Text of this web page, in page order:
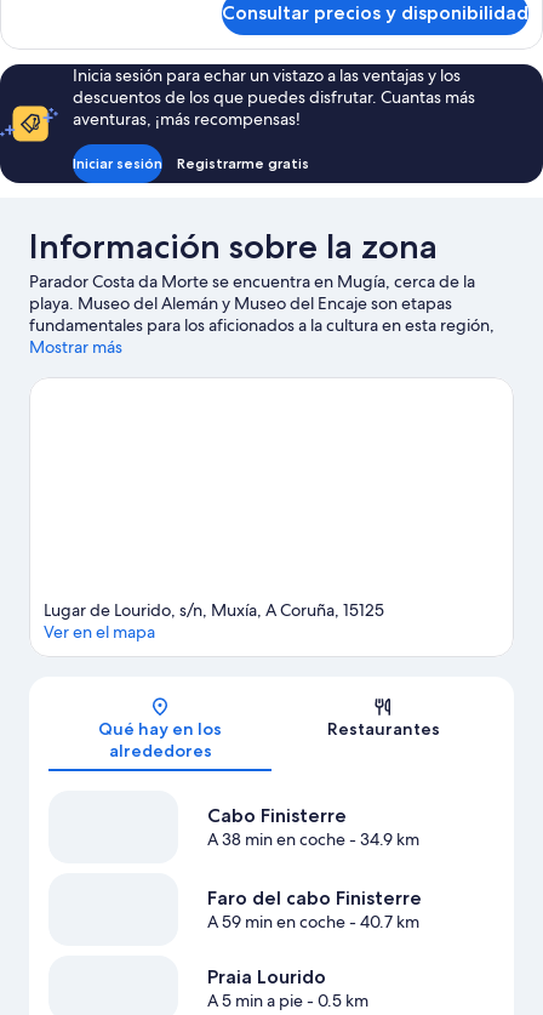
Consultar precios y disponibilidad
Inicia sesión para echar un vistazo a las ventajas y los
descuentos de los que puedes disfrutar. Cuantas más
aventuras, ¡más recompensas!
Iniciar sesión Registrarme gratis
Información sobre la zona
Parador Costa da Morte se encuentra en Mugía, cerca de la
playa. Museo del Alemán y Museo del Encaje son etapas
fundamentales para los aficionados a la cultura en esta región,
donde también puedes acercarte a lugares emblemáticos como
Toba.
Mostrar más
Lugar de Lourido, s/n, Muxía, A Coruña, 15125
Ver en el mapa
Qué hay en los
alrededores
Restaurantes
Cabo Finisterre
A 38 min en coche- 34.9 km
Faro del cabo Finisterre
A 59 min en coche- 40.7 km
Praia Lourido
A 5 min a pie- 0.5 km